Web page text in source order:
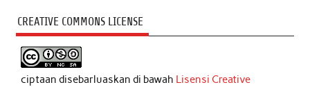
CREATIVE COMMONS LICENSE
ciptaan disebarluaskan di bawah Lisensi Creative